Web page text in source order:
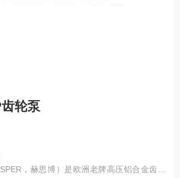
轮泵
，赫思博）是欧洲老牌高压铝合金齿轮